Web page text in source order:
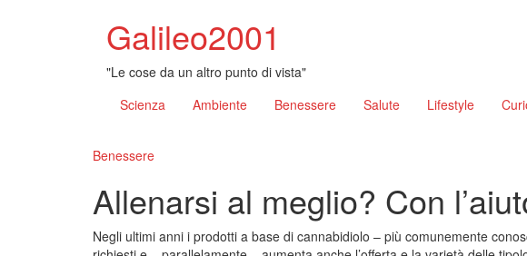
Galileo2001
"Le cose da un altro punto di vista"
Scienza
Ambiente Benessere Salute Lifestyle
Benessere
Allenarsi al meglio? Con
Negli ultimi anni i prodotti a base di cannabidiolo – più comunemente